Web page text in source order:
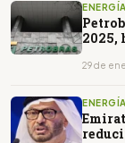
ENERGÍA
2025,
29 de
ENERGÍA